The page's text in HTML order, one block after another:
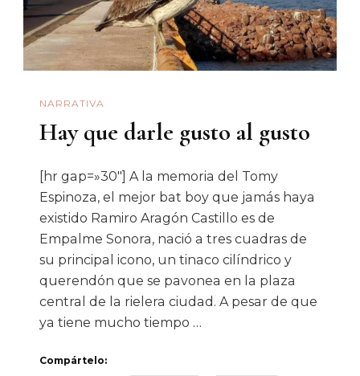
NARRATIVA
Hay que darle gusto al gusto
[hr gap=»30″] A la memoria del Tomy
Espinoza, el mejor bat boy que jamás haya
existido Ramiro Aragón Castillo es de
Empalme Sonora, nació a tres cuadras de
su principal icono, un tinaco cilíndrico y
querendón que se pavonea en la plaza
central de la rielera ciudad. A pesar de que
ya tiene mucho tiempo …
Compártelo: